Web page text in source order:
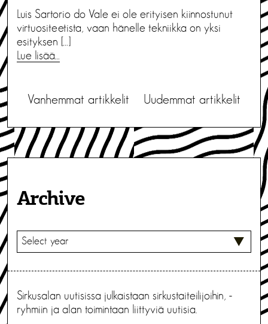
Luis Sartorio do Vale ei ole erityisen kiinnostunut
virtuositeetista, vaan hänelle tekniikka on yksi
esityksen […]
Lue lisää…
A
r
t
k
e
l
i
e
n
Vanhemmat artikkelit Uudemmat artikkelit
Archive
V
I
S
E
Sirkusalan uutisissa julkaistaan sirkustaiteilijoihin, -
ryhmiin ja alan toimintaan liittyviä uutisia.